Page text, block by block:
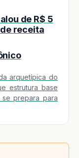
de R$ 5
receita
arquetípica do
estrutura base
prepara para